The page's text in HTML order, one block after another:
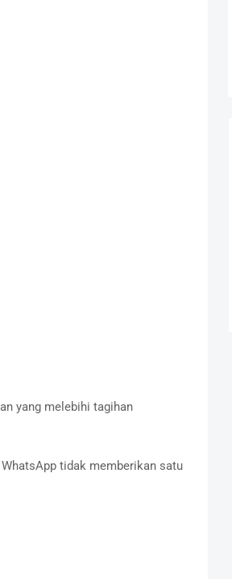
yang melebihi tagihan
tidak memberikan satu